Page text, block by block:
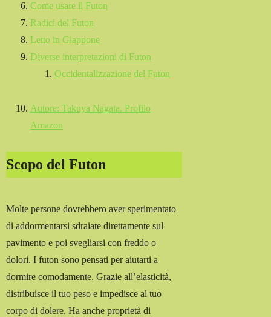
Come usare il Futon
Radici del Futon
Letto in Giappone
Diverse interpretazioni di Futon
Occidentalizzazione del Futon
Autore: Takuya Nagata. Profilo
Amazon
Scopo del Futon
Molte persone dovrebbero aver sperimentato
di addormentarsi sdraiate direttamente sul
pavimento e poi svegliarsi con freddo o
dolori. I futon sono pensati per aiutarti a
dormire comodamente. Grazie all’elasticità,
distribuisce il tuo peso e impedisce al tuo
corpo di dolere. Ha anche proprietà di